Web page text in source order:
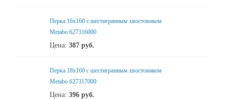
Перка 16x160 с шестигранным хвостовиком
Metabo 627316000
Цена: 387 руб.
Перка 18x160 с шестигранным хвостовиком
Metabo 627317000
Цена: 396 руб.